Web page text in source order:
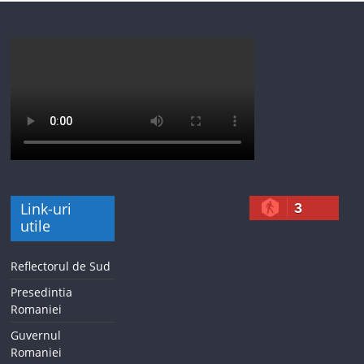
Link-uri
utile
Reflectorul de Sud
Presedintia
Romaniei
Guvernul
Romaniei
3